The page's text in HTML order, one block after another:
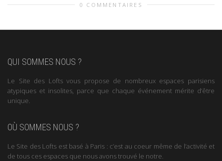
0 COMMENTAIRES
QUI SOMMES NOUS ?
Le Site des Lofts vous propose de nombreux espaces parisiens
atypiques et insolites, parce que chaque événement mérite d’être
unique.
OÙ SOMMES NOUS ?
Le Site des Lofts est basé à Paris : c’est au coeur même de l’activité et
de tous ces espaces que nous avons trouvé le notre.